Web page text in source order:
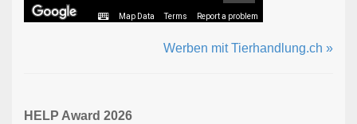
Map Data Terms Report a problem
Werben mit Tierhandlung.ch »
HELP Award 2026